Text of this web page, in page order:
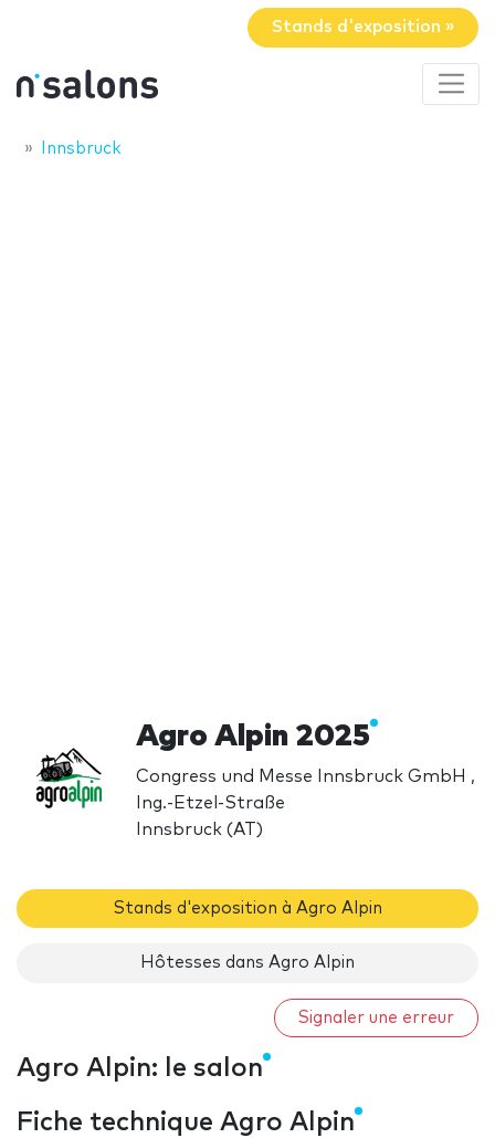
Stands d'exposition »
Innsbruck
Agro Alpin 2025
Congress und Messe Innsbruck GmbH ,
Ing.-Etzel-Straße
Innsbruck (AT)
Stands d'exposition à Agro Alpin
Hôtesses dans Agro Alpin
Signaler une erreur
Agro Alpin: le salon
Fiche technique Agro Alpin